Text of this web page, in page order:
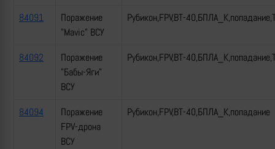
84091
Поражение
"Mavic" ВСУ
Рубикон,FPV,ВТ-
84092
Поражение
"Бабы-Яги"
ВСУ
Рубикон,FPV,ВТ-
84094
Поражение
FPV-дрона
ВСУ
Рубикон,FPV,ВТ-40,БПЛА_К,попадание